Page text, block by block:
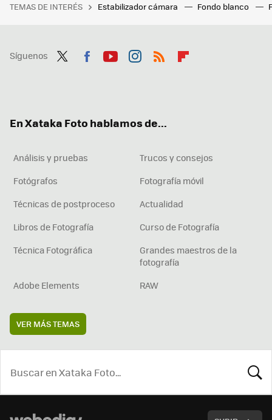
TEMAS DE INTERÉS Estabilizador cámara Fondo blanco
Síguenos
En Xataka Foto hablamos de...
Análisis y pruebas
Trucos y consejos
Fotógrafos
Fotografía móvil
Técnicas de postproceso
Actualidad
Libros de Fotografía
Curso de Fotografía
Técnica Fotográfica
Grandes maestros de la
fotografía
Adobe Elements
RAW
VER MÁS TEMAS